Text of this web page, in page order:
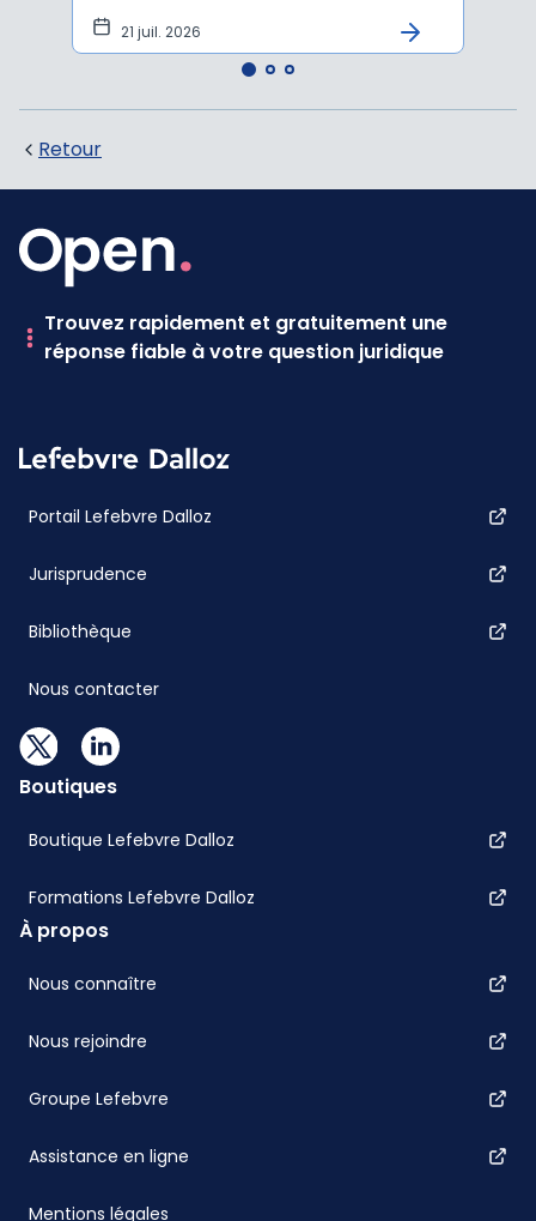
21 juil. 2026
Retour
Trouvez rapidement et gratuitement une
réponse fiable à votre question juridique
Portail Lefebvre Dalloz
Jurisprudence
Bibliothèque
Nous contacter
Boutiques
Boutique Lefebvre Dalloz
Formations Lefebvre Dalloz
À propos
Nous connaître
Nous rejoindre
Groupe Lefebvre
Assistance en ligne
Mentions légales